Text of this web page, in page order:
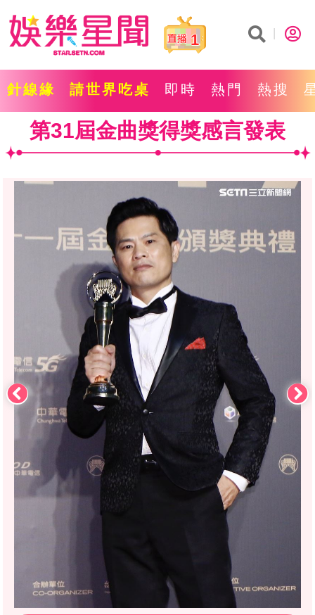
1
針線緣 請世界吃桌 即時 熱門 熱搜
第31屆金曲獎得獎感言發表